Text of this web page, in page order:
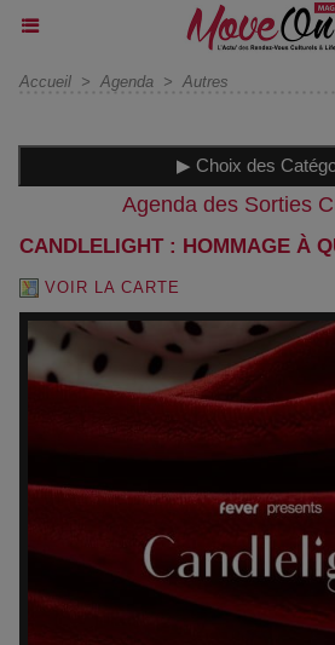
Accueil > Agenda > Autres
▶ Choix des
Agenda des Sorties
CANDLELIGHT : HOMMAGE À
VOIR LA CARTE